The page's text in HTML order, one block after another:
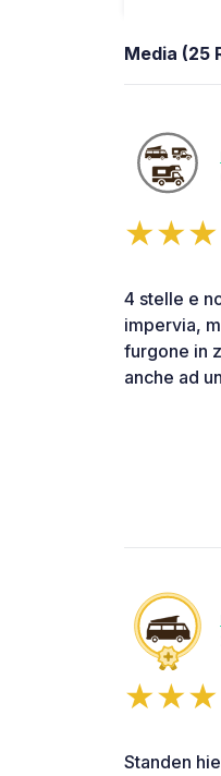
Media (25
4 stelle e
impervia,
furgone in
anche ad
Standen